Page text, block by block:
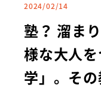
2024/02/14
塾？ 溜ま
様な大人
学」。そ